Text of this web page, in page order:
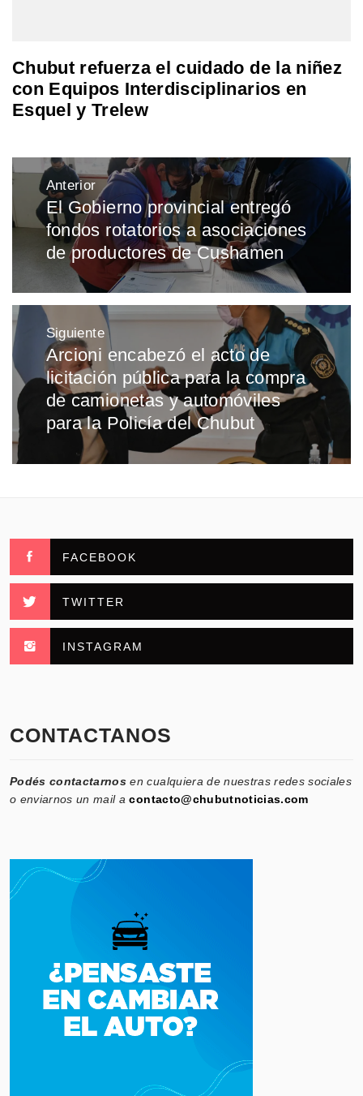
Chubut refuerza el cuidado de la niñez
con Equipos Interdisciplinarios en
Esquel y Trelew
Navegación
entradas
Anterior
Entrada
anterior:
El Gobierno provincial entregó
fondos rotatorios a asociaciones
de productores de Cushamen
Siguiente
Entrada
siguiente:
Arcioni encabezó el acto de
licitación pública para la compra
de camionetas y automóviles
para la Policía del Chubut
FACEBOOK
TWITTER
INSTAGRAM
CONTACTANOS
Podés contactarnos en cualquiera de nuestras redes sociales
o enviarnos un mail acontacto@chubutnoticias.com